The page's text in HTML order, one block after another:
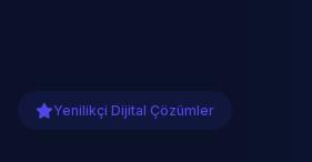
Yenilikçi Dijital Çözümler